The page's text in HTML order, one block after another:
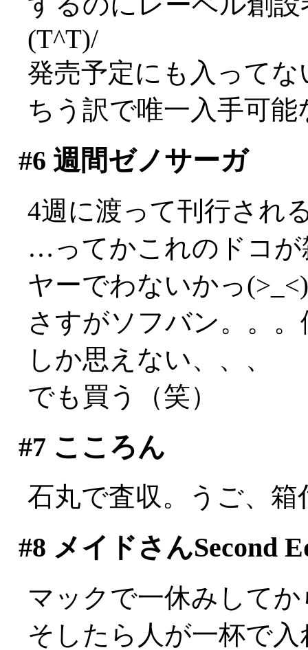
(T^T)/
発売予定にも入って
ちう訳で唯一入手可
#6 週間ゼノサーガ
4週に渡って刊行され
…ってかこれのドコが
ヤーでわないかっ(>_<)
さすがソフバン。。
しか思えない、、、
でも買う（笑）
#7 こころん
石丸で査収。うご、
#8 メイドさんSecond
マックで一休みして
そしたら人が一杯で